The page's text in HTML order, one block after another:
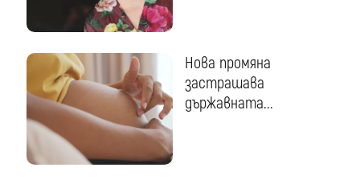
Нова промяна
застрашава
държавната...